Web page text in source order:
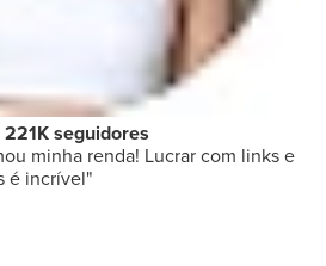
seguidores
minha renda! Lucrar com links e
é incrível"